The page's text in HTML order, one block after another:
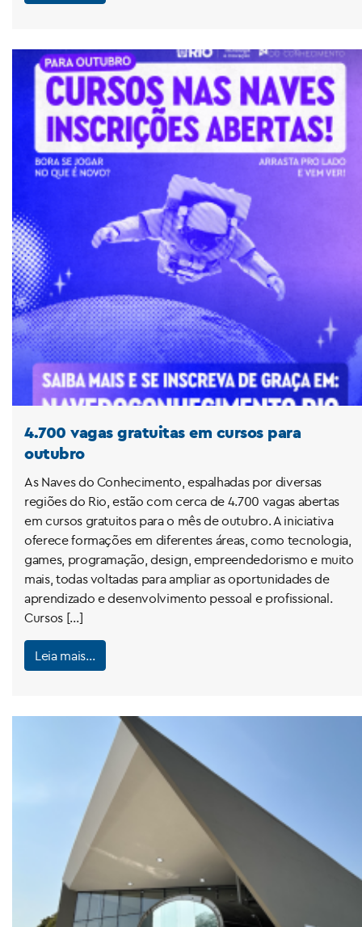
4.700 vagas gratuitas em cursos para
outubro
As Naves do Conhecimento, espalhadas por diversas
regiões do Rio, estão com cerca de 4.700 vagas abertas
em cursos gratuitos para o mês de outubro. A iniciativa
oferece formações em diferentes áreas, como tecnologia,
games, programação, design, empreendedorismo e muito
mais, todas voltadas para ampliar as oportunidades de
aprendizado e desenvolvimento pessoal e profissional.
Cursos […]
Leia mais…